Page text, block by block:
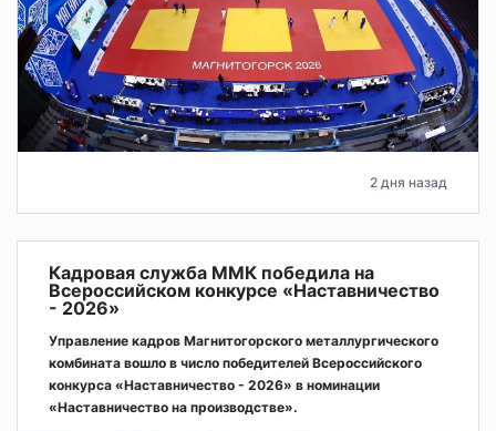
2 дня назад
Кадровая служба ММК победила на
Всероссийском конкурсе «Наставничество
- 2026»
Управление кадров Магнитогорского металлургического
комбината вошло в число победителей Всероссийского
конкурса «Наставничество - 2026» в номинации
«Наставничество на производстве».